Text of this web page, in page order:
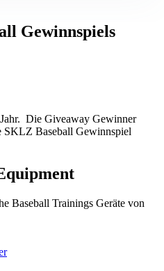
Gewinnspiels
Die Giveaway Gewinner
SKLZ Baseball Gewinnspiel
Baseball Trainings Geräte von